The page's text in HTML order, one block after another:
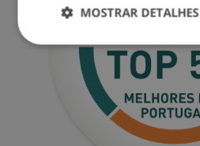
MOSTRAR DETALHES